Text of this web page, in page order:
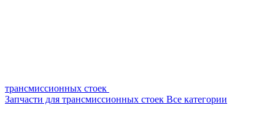
трансмиссионных стоек
Запчасти для трансмиссионных стоек Все категории